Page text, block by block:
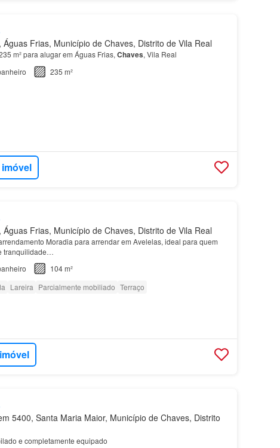
Águas Frias, Município de Chaves, Distrito de Vila Real
m² para alugar em Águas Frias, Chaves, Vila Real
235 m²
imóvel
Águas Frias, Município de Chaves, Distrito de Vila Real
Moradia para arrendar em Avelelas, ideal para quem
tranquilidade…
104 m²
Lareira Parcialmente mobiliado Terraço
5400, Santa Maria Maior, Município de Chaves, Distrito
e completamente equipado